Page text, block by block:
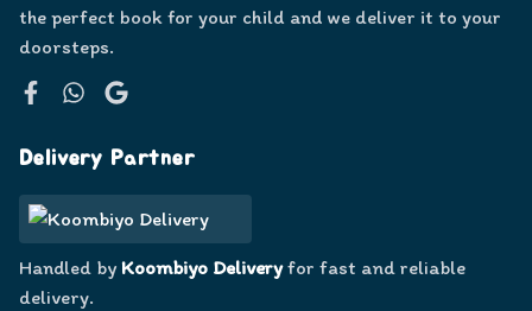
the perfect book for your child and we deliver it to your
doorsteps.
Delivery Partner
Handled by Koombiyo Deliveryfor fast and reliable
delivery.